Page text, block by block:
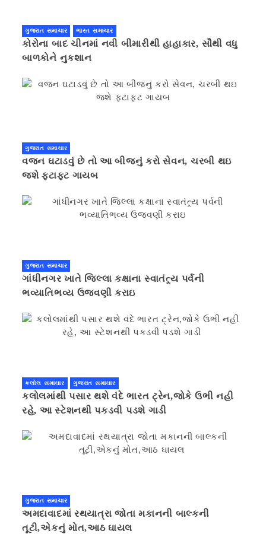
ગુજરાત સમાચાર ભારત સમાચાર
કોરોના બાદ ચીનમાં નવી બીમારીથી હાહાકાર, સૌથી વધુ
બાળકોને નુકશાન
ગુજરાત સમાચાર
વજન ઘટાડવું છે તો આ બીજનું કરો સેવન, ચરબી થઇ
જશે ફટાફટ ગાયબ
ગુજરાત સમાચાર
ગાંધીનગર ખાતે જિલ્લા કક્ષાના સ્વાતંત્ર્ય પર્વની
ભવ્યાતિભવ્ય ઉજવણી કરાઇ
કલોલ સમાચાર ગુજરાત સમાચાર
કલોલમાંથી પસાર થશે વંદે ભારત ટ્રેન,જોકે ઉભી નહી
રહે, આ સ્ટેશનથી પકડવી પડશે ગાડી
ગુજરાત સમાચાર
અમદાવાદમાં રથયાત્રા જોતા મકાનની બાલ્કની
તૂટી,એકનું મોત,આઠ ઘાયલ